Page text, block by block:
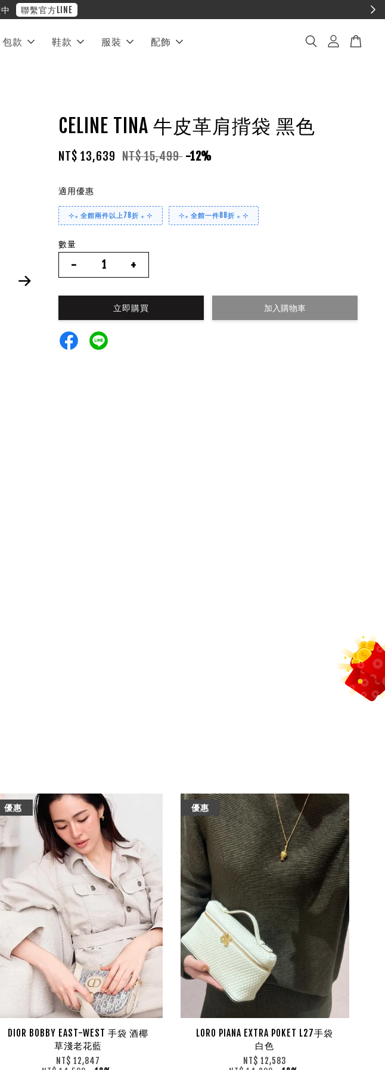
❤︎ 全館滿兩萬享免運
包款 鞋款 服裝 配飾
CELINE TINA 牛皮革肩揹袋 黑色
NT$ 13,639 NT$ 15,499 -12%
適用優惠
⊹₊ 全館兩件以上78折 ₊ ⊹ ⊹₊ 全館一件88折 ₊ ⊹
數量
- +
立即購買 加入購物車
優惠
DIOR BOBBY EAST-WEST 手袋 酒椰
草淺老花藍
NT$ 12,847
優惠
LORO PIANA EXTRA POKET L27手袋
白色
NT$ 12,583